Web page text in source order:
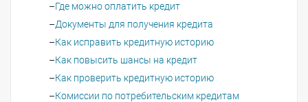
Где можно оплатить кредит
Документы для получения кредита
Как исправить кредитную историю
Как повысить шансы на кредит
Как проверить кредитную историю
Комиссии по потребительским кредитам